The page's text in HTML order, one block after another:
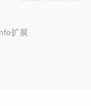
扩展